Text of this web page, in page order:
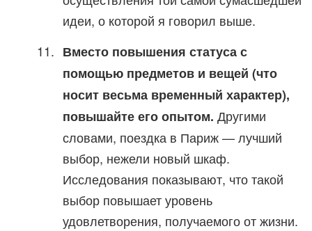
идеи, о которой я говорил выше.
Вместо повышения статуса с
помощью предметов и вещей (что
носит весьма временный характер),
повышайте его опытом. Другими
словами, поездка в Париж — лучший
выбор, нежели новый шкаф.
Исследования показывают, что такой
выбор повышает уровень
удовлетворения, получаемого от жизни.